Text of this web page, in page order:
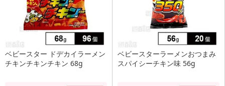
ベビースター ドデカイラーメン
チキンチキンチキン 68g
ベビースターラーメンおつまみ
スパイシーチキン味 56g